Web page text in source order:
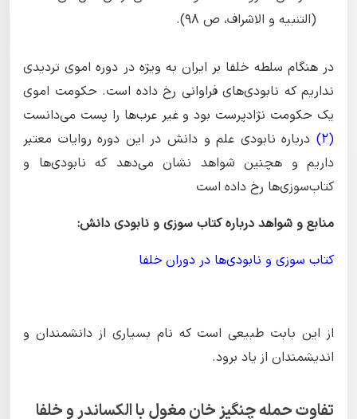
(التنبيه و الاشراف، ص 98).
در هنگام سلطه خلفا بر ایران به ویژه در دوره اموی تردیدی
نداریم که نابودی‌های فراوانی رخ داده است. حکومت اموی
یک حکومت نژاد‌پرست بود و غیر عرب‌ها را پست می‌دانست
(2)
درباره نابودی علم و دانش در این دوره روایات معتبر
داریم و هچنین شواهد نشان می‌دهد که نابودی‌ها و
کتاب‌سوزی‌ها رخ داده است
منابع و شواهد درباره کتاب سوزی و نابودی دانش:
کتاب سوزی و نابودی‌ها در دوران خلفا
از این بابت طبیعی است که نام بسیاری از دانشمندان و
اندیشمندان از یاد برود.
تفاوت حمله چنگیز خان مغول با الکساندر و خلفا